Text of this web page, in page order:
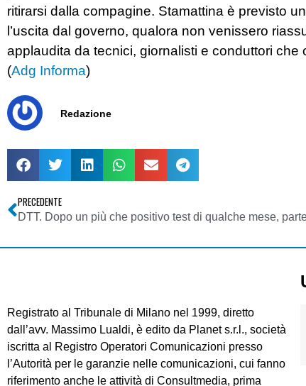
ritirarsi dalla compagine. Stamattina è previsto
l’uscita dal governo, qualora non venissero
applaudita da tecnici, giornalisti e conduttori
(Adg Informa)
Redazione
PRECEDENTE
Registrato al Tribunale di Milano nel 1999, diretto
dall’avv. Massimo Lualdi, è edito da Planet s.r.l., società
iscritta al Registro Operatori Comunicazioni presso
l’Autorità per le garanzie nelle comunicazioni, cui fanno
riferimento anche le attività di Consultmedia, prima